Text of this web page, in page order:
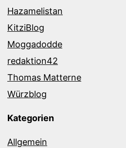
Hazamelistan
KitziBlog
Moggadodde
redaktion42
Thomas Matterne
Würzblog
Kategorien
Allgemein